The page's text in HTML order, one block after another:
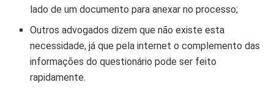
lado de um documento para anexar no processo;
Outros advogados dizem que não existe esta
necessidade, já que pela internet o complemento das
informações do questionário pode ser feito
rapidamente.